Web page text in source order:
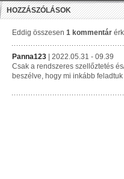
HOZZÁSZÓLÁSOK
Eddig összesen 1 kommentár
Panna123 | 2022.05.31 - 09.39
Csak a rendszeres szellőztetés
beszélve, hogy mi inkább